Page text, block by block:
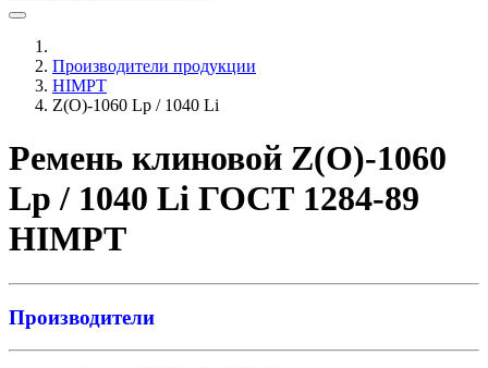
Производители продукции
HIMPT
Z(О)-1060 Lp / 1040 Li
Ремень клиновой Z(О)-1060
Lp / 1040 Li ГОСТ 1284-89
HIMPT
Производители